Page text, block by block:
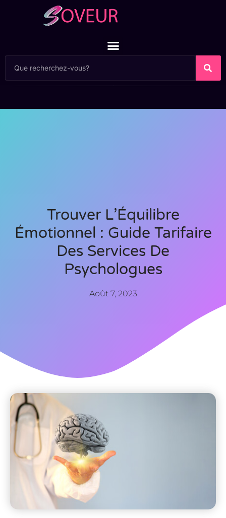
Trouver L’Équilibre
Émotionnel : Guide Tarifaire
Des Services De
Psychologues
Août 7, 2023